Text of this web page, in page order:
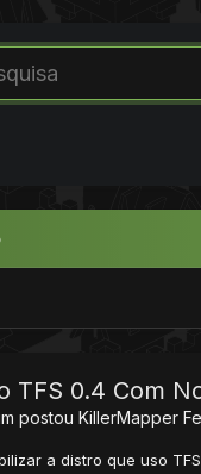
TFS 0.4 Com
postou KillerMapper
a distro que uso